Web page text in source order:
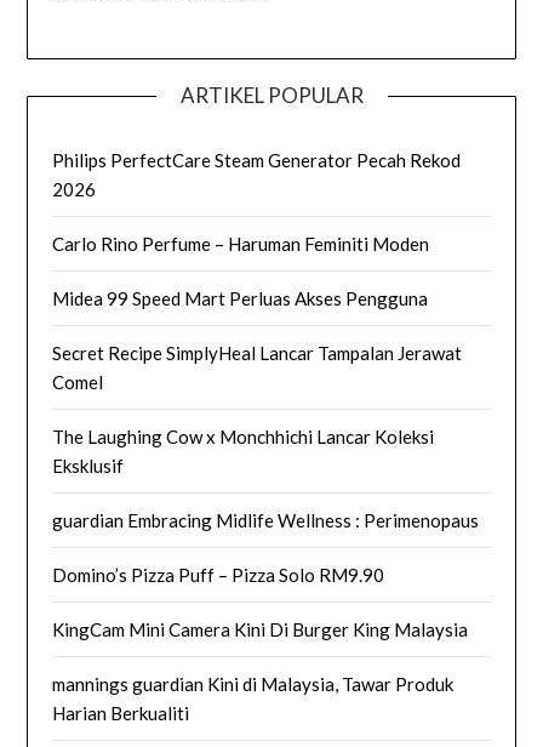
ARTIKEL POPULAR
Philips PerfectCare Steam Generator Pecah Rekod
2026
Carlo Rino Perfume – Haruman Feminiti Moden
Midea 99 Speed Mart Perluas Akses Pengguna
Secret Recipe SimplyHeal Lancar Tampalan Jerawat
Comel
The Laughing Cow x Monchhichi Lancar Koleksi
Eksklusif
guardian Embracing Midlife Wellness : Perimenopaus
Domino’s Pizza Puff – Pizza Solo RM9.90
KingCam Mini Camera Kini Di Burger King Malaysia
mannings guardian Kini di Malaysia, Tawar Produk
Harian Berkualiti